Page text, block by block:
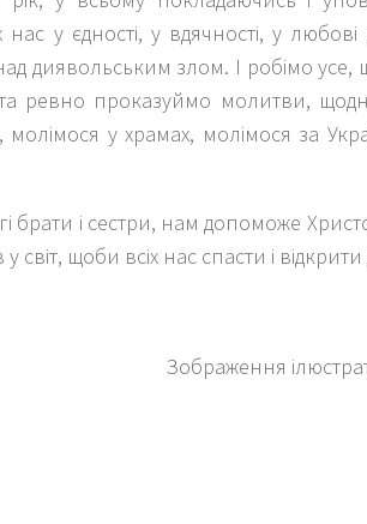
нас у єдності, у вдячності, у
диявольським злом. І робімо
ревно проказуймо молитви,
молімося у храмах, молімося за
брати і сестри, нам допоможе
світ, щоби всіх нас спасти і
Зображення